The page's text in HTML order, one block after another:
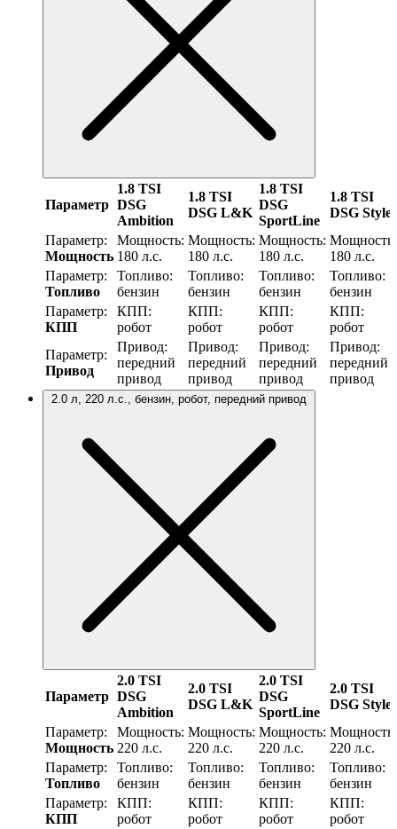
Параметр
1.8 TSI
DSG
Ambition
1.8 TSI
DSG L&K
1.8 TSI
DSG
SportLine
1.8 TSI
DSG Style
Параметр:
Мощность
Мощность:
180 л.с.
Мощность:
180 л.с.
Мощность:
180 л.с.
Мощность:
180 л.с.
Параметр:
Топливо
Топливо:
бензин
Топливо:
бензин
Топливо:
бензин
Топливо:
бензин
Параметр:
КПП
КПП:
робот
КПП:
робот
КПП:
робот
КПП:
робот
Параметр:
Привод
Привод:
передний
привод
Привод:
передний
привод
Привод:
передний
привод
Привод:
передний
привод
2.0 л, 220 л.с., бензин, робот, передний привод
Параметр
2.0 TSI
DSG
Ambition
2.0 TSI
DSG L&K
2.0 TSI
DSG
SportLine
2.0 TSI
DSG Style
Параметр:
Мощность
Мощность:
220 л.с.
Мощность:
220 л.с.
Мощность:
220 л.с.
Мощность:
220 л.с.
Параметр:
Топливо
Топливо:
бензин
Топливо:
бензин
Топливо:
бензин
Топливо:
бензин
Параметр:
КПП
КПП:
робот
КПП:
робот
КПП:
робот
КПП:
робот